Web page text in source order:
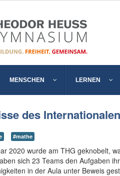
MENSCHEN LERNEN
des
#mathe
2020 wurde am THG geknobelt,
sich 23 Teams den Aufgaben
in der Aula unter Beweis